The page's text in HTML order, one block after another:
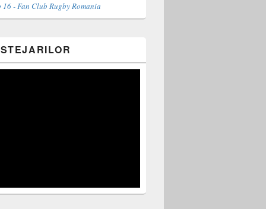
16 - Fan Club Rugby Romania